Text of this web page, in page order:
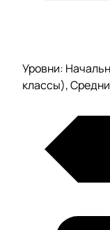
Уровни:
классы),